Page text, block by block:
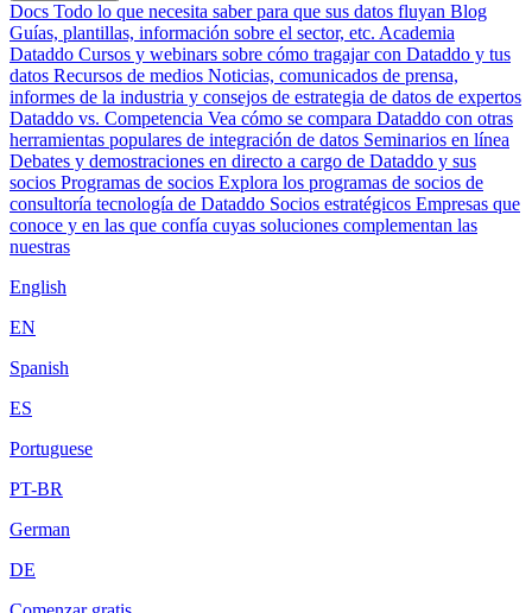
Docs Todo lo que necesita saber para que sus datos fluyan Blog
Guías, plantillas, información sobre el sector, etc. Academia
Dataddo Cursos y webinars sobre cómo tragajar con Dataddo y tus
datos Recursos de medios Noticias, comunicados de prensa,
informes de la industria y consejos de estrategia de datos de expertos
Dataddo vs. Competencia Vea cómo se compara Dataddo con otras
herramientas populares de integración de datos Seminarios en línea
Debates y demostraciones en directo a cargo de Dataddo y sus
socios Programas de socios Explora los programas de socios de
consultoría tecnología de Dataddo Socios estratégicos Empresas que
conoce y en las que confía cuyas soluciones complementan las
nuestras
English
EN
Spanish
ES
Portuguese
PT-BR
German
DE